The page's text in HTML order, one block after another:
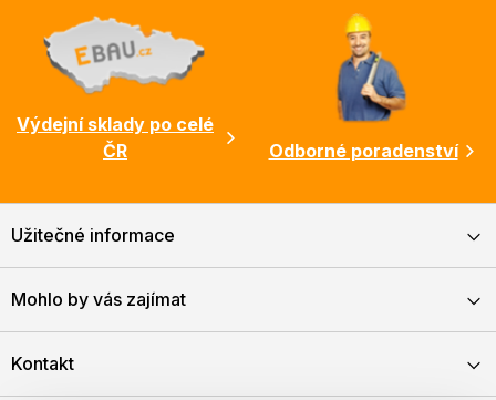
Výdejní sklady po celé
ČR
Odborné poradenství
Užitečné informace
Mohlo by vás zajímat
Kontakt